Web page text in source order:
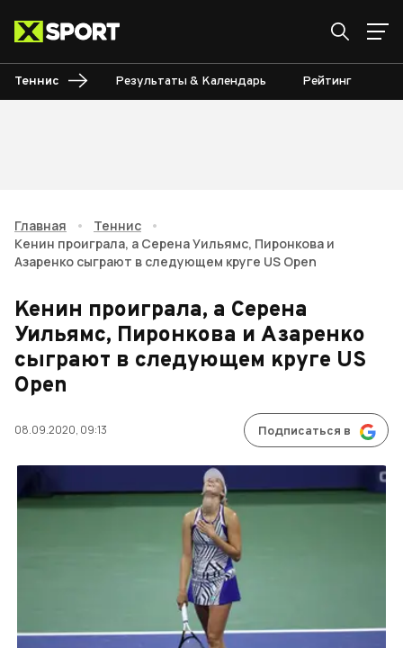
Теннис Результаты & Календарь Рейтинг
Главная • Теннис
•
Кенин проиграла, а Серена Уильямс, Пиронкова и
Азаренко сыграют в следующем круге US Open
Кенин проиграла, а Серена
Уильямс, Пиронкова и Азаренко
сыграют в следующем круге US
Open
08.09.2020, 09:13 Подписаться в